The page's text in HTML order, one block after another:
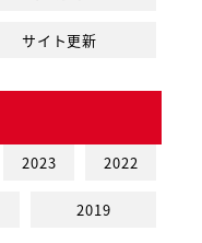
サイト更新
2023 2022
2019